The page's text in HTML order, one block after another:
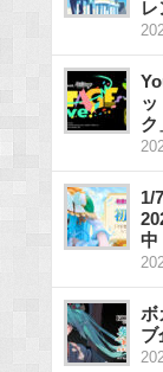
ク
1/
中
ボ
ブ